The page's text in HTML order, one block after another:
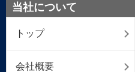
当社について
トップ
会社概要